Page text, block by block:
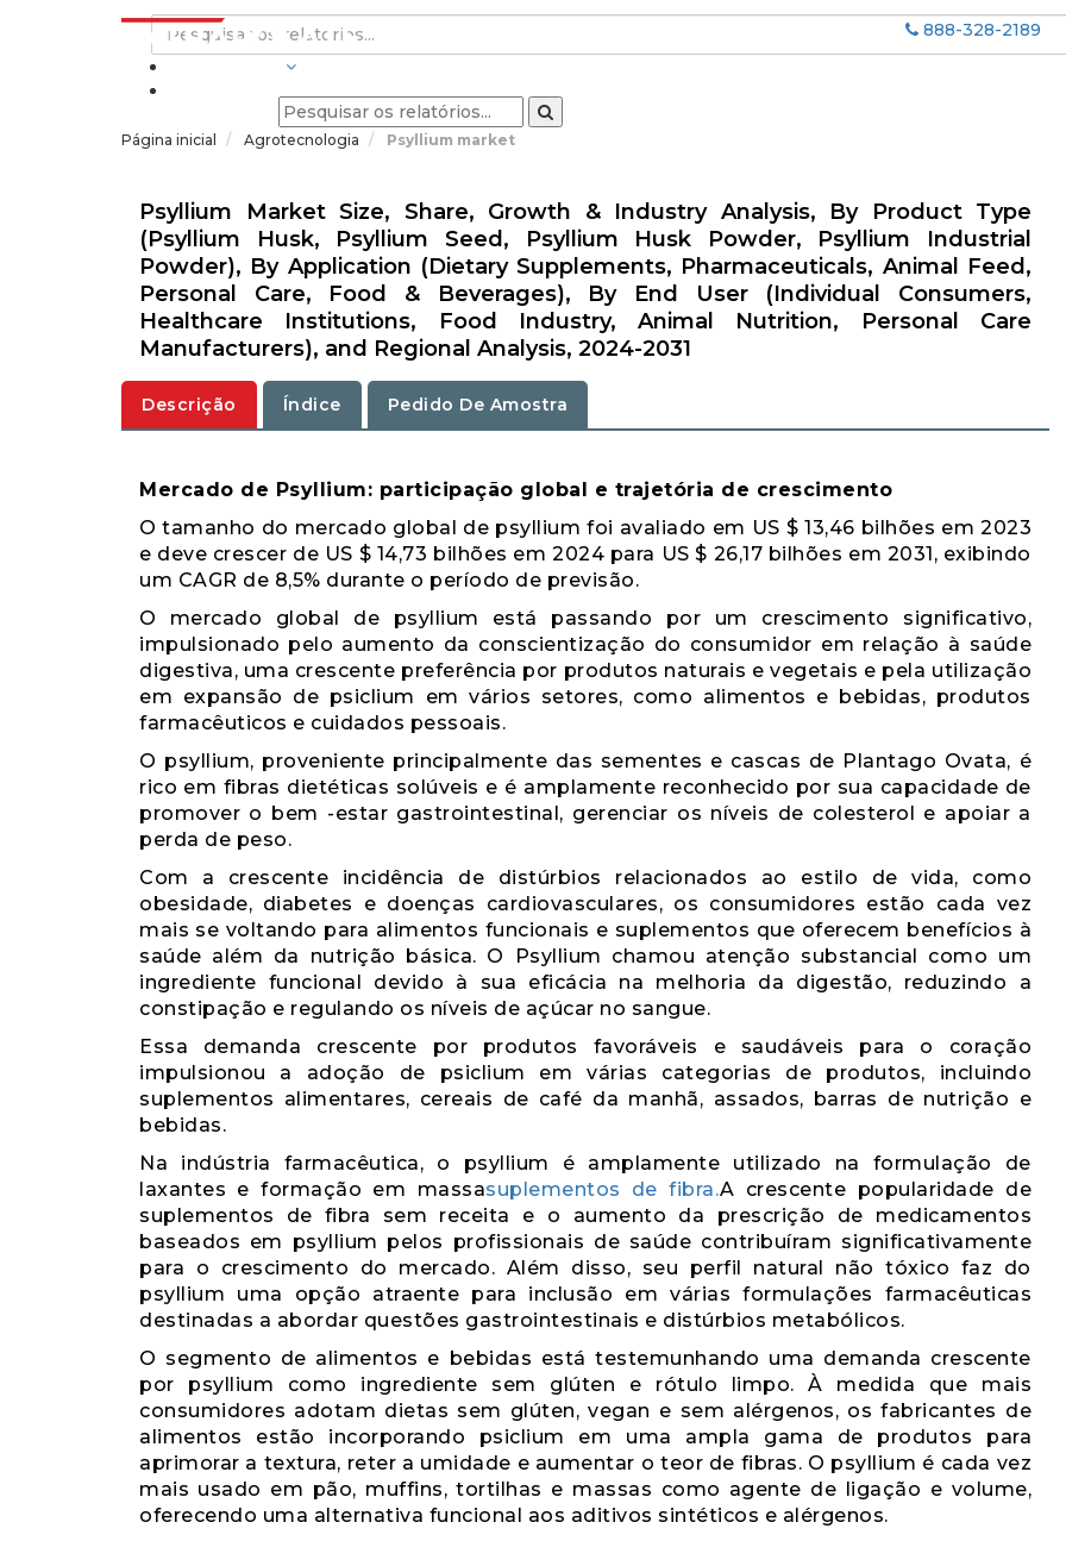
888-328-2189
Página inicial Agrotecnologia Psyllium market
Psyllium Market Size, Share, Growth & Industry Analysis, By Product Type
(Psyllium Husk, Psyllium Seed, Psyllium Husk Powder, Psyllium Industrial
Powder), By Application (Dietary Supplements, Pharmaceuticals, Animal Feed,
Personal Care, Food & Beverages), By End User (Individual Consumers,
Healthcare Institutions, Food Industry, Animal Nutrition, Personal Care
Manufacturers), and Regional Analysis, 2024-2031
Descrição Índice Pedido De Amostra
Mercado de Psyllium: participação global e trajetória de crescimento
O tamanho do mercado global de psyllium foi avaliado em US $ 13,46 bilhões em 2023
e deve crescer de US $ 14,73 bilhões em 2024 para US $ 26,17 bilhões em 2031, exibindo
um CAGR de 8,5% durante o período de previsão.
O mercado global de psyllium está passando por um crescimento significativo,
impulsionado pelo aumento da conscientização do consumidor em relação à saúde
digestiva, uma crescente preferência por produtos naturais e vegetais e pela utilização
em expansão de psiclium em vários setores, como alimentos e bebidas, produtos
farmacêuticos e cuidados pessoais.
O psyllium, proveniente principalmente das sementes e cascas de Plantago Ovata, é
rico em fibras dietéticas solúveis e é amplamente reconhecido por sua capacidade de
promover o bem -estar gastrointestinal, gerenciar os níveis de colesterol e apoiar a
perda de peso.
Com a crescente incidência de distúrbios relacionados ao estilo de vida, como
obesidade, diabetes e doenças cardiovasculares, os consumidores estão cada vez
mais se voltando para alimentos funcionais e suplementos que oferecem benefícios à
saúde além da nutrição básica. O Psyllium chamou atenção substancial como um
ingrediente funcional devido à sua eficácia na melhoria da digestão, reduzindo a
constipação e regulando os níveis de açúcar no sangue.
Essa demanda crescente por produtos favoráveis ​​e saudáveis ​​para o coração
impulsionou a adoção de psiclium em várias categorias de produtos, incluindo
suplementos alimentares, cereais de café da manhã, assados, barras de nutrição e
bebidas.
Na indústria farmacêutica, o psyllium é amplamente utilizado na formulação de
laxantes e formação em massasuplementos de fibra.A crescente popularidade de
suplementos de fibra sem receita e o aumento da prescrição de medicamentos
baseados em psyllium pelos profissionais de saúde contribuíram significativamente
para o crescimento do mercado. Além disso, seu perfil natural não tóxico faz do
psyllium uma opção atraente para inclusão em várias formulações farmacêuticas
destinadas a abordar questões gastrointestinais e distúrbios metabólicos.
O segmento de alimentos e bebidas está testemunhando uma demanda crescente
por psyllium como ingrediente sem glúten e rótulo limpo. À medida que mais
consumidores adotam dietas sem glúten, vegan e sem alérgenos, os fabricantes de
alimentos estão incorporando psiclium em uma ampla gama de produtos para
aprimorar a textura, reter a umidade e aumentar o teor de fibras. O psyllium é cada vez
mais usado em pão, muffins, tortilhas e massas como agente de ligação e volume,
oferecendo uma alternativa funcional aos aditivos sintéticos e alérgenos.